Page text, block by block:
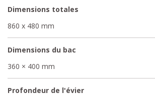
Dimensions totales
860 x 480 mm
Dimensions du bac
360 × 400 mm
Profondeur de l'évier